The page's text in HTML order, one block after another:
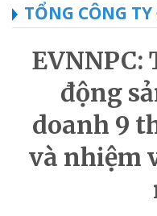
TỔNG CÔNG
động
doanh 9
và nhiệm